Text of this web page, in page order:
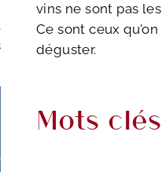
vins ne sont pas
Ce sont ceux
déguster.
Mots clés